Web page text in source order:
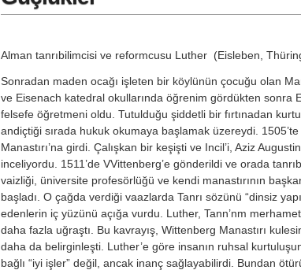
Alman tanrıbilimcisi ve reformcusu Luther (Eisleben,
Sonradan maden ocağı işleten bir köy­lünün çocuğu olan
ve Eisenach katedral okullarında öğrenim gördük­ten sonra
felsefe öğretmeni oldu. Tutuldu­ğu şiddetli bir fırtınadan
andiçtiği sı­rada hukuk okumaya başlamak üze­reydi.
Manastırı’na girdi. Çalışkan bir keşişti ve Incil’i, Aziz
inceliyor­du. 1511’de VVittenberg’e gönderildi ve orada
vaizliği, üniversite pro­fesörlüğü ve kendi manastırının
başladı. O çağda verdiği vaazlarda Tanrı sö­zünü “dinsiz
edenlerin iç yüzünü açığa vurdu. Luther, Tann’nm
daha fazla uğraştı. Bu kavrayış, Wittenberg Manastırı
daha da belirginleşti. Luther’e göre insanın ruhsal
bağlı “iyi işler” değil, ancak inanç sağlayabilirdi. Bundan